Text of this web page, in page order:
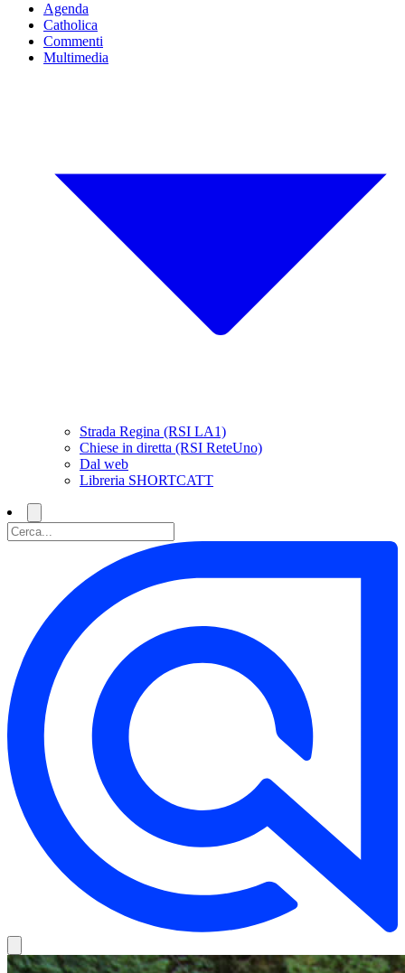
Agenda
Catholica
Commenti
Multimedia
Strada Regina (RSI LA1)
Chiese in diretta (RSI ReteUno)
Dal web
Libreria SHORTCATT